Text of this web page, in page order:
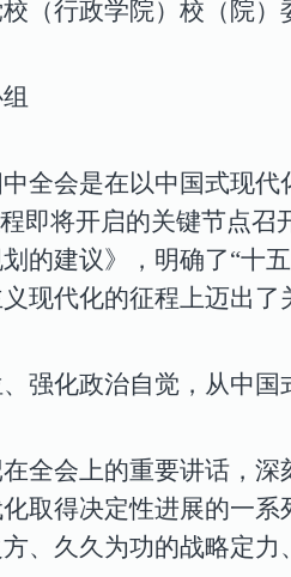
（行政学院）校（院）
全会是在以中国式现
即将开启的关键节点
的建议》，明确了“十
现代化的征程上迈出
强化政治自觉，从中
全会上的重要讲话，
取得决定性进展的一
、久久为功的战略定